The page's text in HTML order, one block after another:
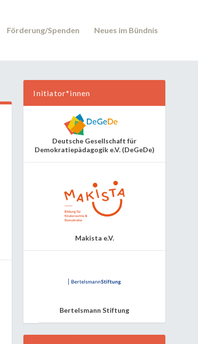
Förderung/Spenden Neues im Bündnis
Initiator*innen
Deutsche Gesellschaft für
Demokratiepädagogik e.V. (DeGeDe)
Makista e.V.
Bertelsmann Stiftung